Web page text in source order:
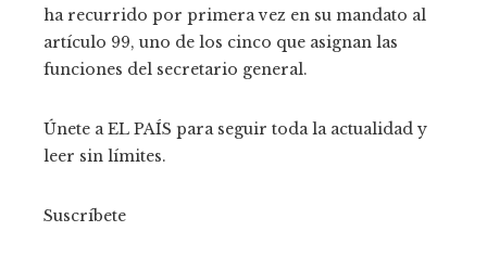
ha recurrido por primera vez en su mandato al
artículo 99, uno de los cinco que asignan las
funciones del secretario general.
Únete a EL PAÍS para seguir toda la actualidad y
leer sin límites.
Suscríbete